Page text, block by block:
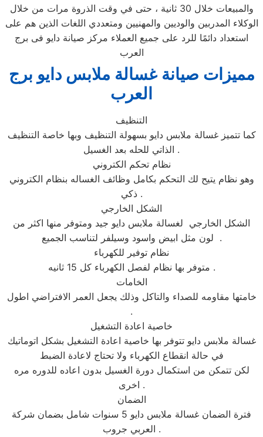
والمبيعات خلال 30 ثانية ، حتى في وقت الذروة مرات من خلال
الوكلاء المدربين والوديين والمهنيين ومتعددي اللغات الذين هم على
استعداد دائمًا للرد على جميع العملاء مركز صيانة دايو فى برج
العرب
مميزات صيانة غسالة ملابس دايو برج
العرب
التنظيف
كما تتميز غسالة ملابس دايو بسهولة التنظيف وبها خاصة التنظيف
الذاتي للحله بعد الغسيل .
نظام تحكم الكتروني
وهو نظام يتيح لك التحكم بكامل وظائف الغساله بنظام الكتروني
ذكي .
الشكل الخارجي
الشكل الخارجي لغسالة ملابس دايو جيد ومتوفر منها اكثر من
لون مثل ابيض واسود وسيلفر لتناسب الجميع .
نظام توفير للكهرباء
متوفر بها نظام لفصل الكهرباء كل 15 ثانيه .
الخامات
خامتها مقاومه للصداء والتاكل وذلك يجعل العمر الافتراضي اطول
.
خاصية اعادة التشغيل
غسالة ملابس دايو تتوفر بها خاصية اعادة التشغيل بشكل اتوماتيك
في حالة انقطاع الكهرباء ولا تحتاج لاعادة الضبط
لكن تتمكن من استكمال دورة الغسيل بدون اعاده للدوره مره
اخرى .
الضمان
فترة الضمان غسالة ملابس دايو 5 سنوات شامل بضمان شركة
العربي جروب .